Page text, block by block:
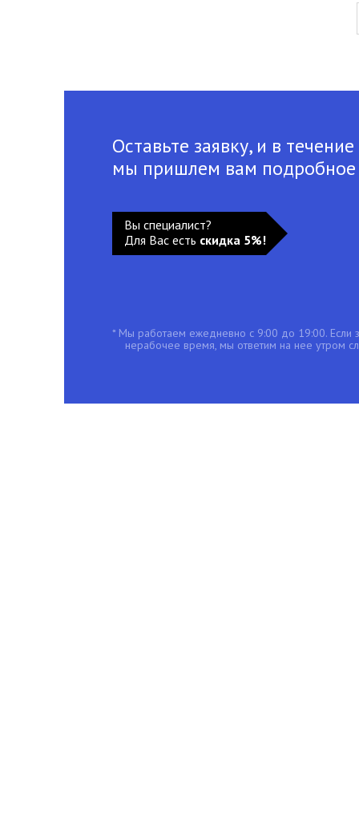
Оставьте заявку, и в
мы пришлем вам
Вы специалист?
Для Вас есть скидка 5%!
* Мы работаем ежедневно с 9:00 до 19:00. Если
нерабочее время, мы ответим на нее утром